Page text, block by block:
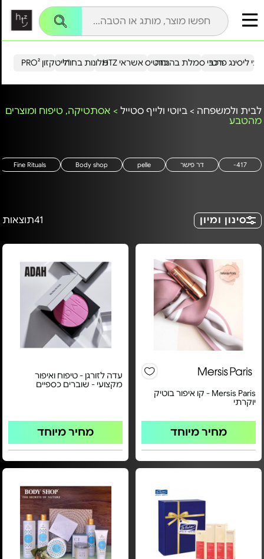
הייטקזון PRO²מלונות בחו"ל כרטיס אשראי HTZ ליסינג פרטירכבי סמלת בהנחה
לבית ולמשפחה > ביוטי ולייף סטייל > אסתטיקה, טיפוח ומוצרים
מהטבע
417- דר פישר pelle
Body shop
Fine Rituals
סינון ומיון 41תוצאות
Mersis Paris - קו איפור בוטיק
יוקרתי
מחיר מיוחד
עדה לזורגן - טיפוח ואיפור
מקצועי - שוברים כספיים
מחיר מיוחד